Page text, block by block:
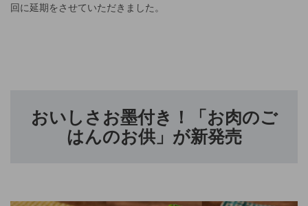
回に延期をさせていただきました。
おいしさお墨付き！「お肉のご
はんのお供」が新発売